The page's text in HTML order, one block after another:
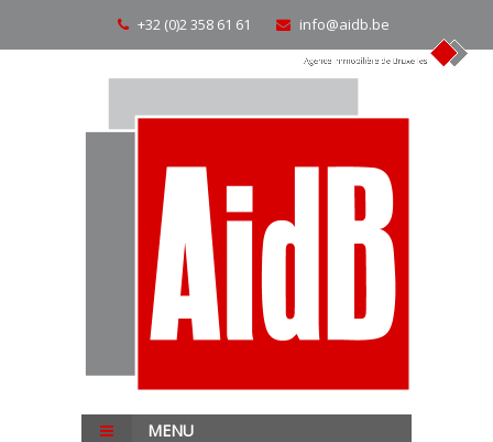
+32 (0)2 358 61 61 info@aidb.be
MENU